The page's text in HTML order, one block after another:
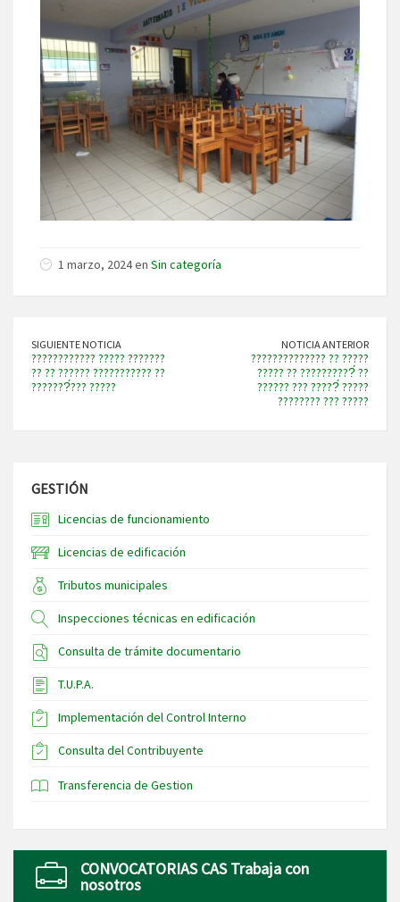
1 marzo, 2024 en Sin categoría
SIGUIENTE NOTICIA
???????????? ????? ???????
?? ?? ?????? ??????????? ??
???????́??? ?????
NOTICIA ANTERIOR
?????????????? ?? ?????
????? ?? ??????????́ ??
?????? ??? ?????́ ?????
???????? ??? ?????
GESTIÓN
Licencias de funcionamiento
Licencias de edificación
Tributos municipales
Inspecciones técnicas en edificación
Consulta de trámite documentario
T.U.P.A.
Implementación del Control Interno
Consulta del Contribuyente
Transferencia de Gestion
CONVOCATORIAS CAS Trabaja con
nosotros